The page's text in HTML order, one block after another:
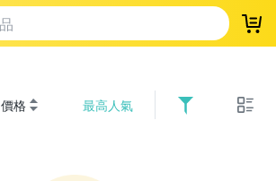
登
價格 最高人氣